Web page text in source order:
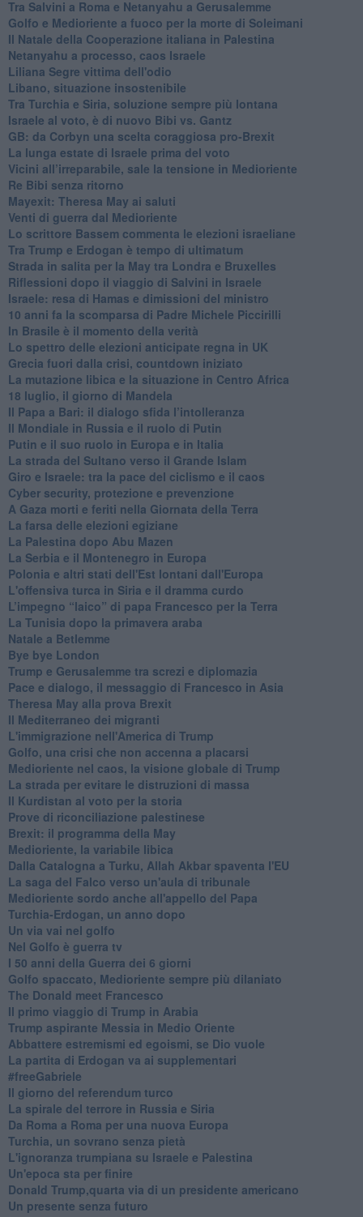
Tra Salvini a Roma e Netanyahu a Gerusalemme
Golfo e Medioriente a fuoco per la morte di Soleimani
Il Natale della Cooperazione italiana in Palestina
Netanyahu a processo, caos Israele
Liliana Segre vittima dell'odio
Libano, situazione insostenibile
Tra Turchia e Siria, soluzione sempre più lontana
Israele al voto, è di nuovo Bibi vs. Gantz
GB: da Corbyn una scelta coraggiosa pro-Brexit
La lunga estate di Israele prima del voto
Vicini all’irreparabile, sale la tensione in Medioriente
Re Bibi senza ritorno
Mayexit: Theresa May ai saluti
Venti di guerra dal Medioriente
Lo scrittore Bassem commenta le elezioni israeliane
Tra Trump e Erdogan è tempo di ultimatum
Strada in salita per la May tra Londra e Bruxelles
Riflessioni dopo il viaggio di Salvini in Israele
Israele: resa di Hamas e dimissioni del ministro
10 anni fa la scomparsa di Padre Michele Piccirilli
In Brasile è il momento della verità
Lo spettro delle elezioni anticipate regna in UK
Grecia fuori dalla crisi, countdown iniziato
La mutazione libica e la situazione in Centro Africa
18 luglio, il giorno di Mandela
Il Papa a Bari: il dialogo sfida l’intolleranza
Il Mondiale in Russia e il ruolo di Putin
Putin e il suo ruolo in Europa e in Italia
La strada del Sultano verso il Grande Islam
Giro e Israele: tra la pace del ciclismo e il caos
Cyber security, protezione e prevenzione
A Gaza morti e feriti nella Giornata della Terra
La farsa delle elezioni egiziane
La Palestina dopo Abu Mazen
La Serbia e il Montenegro in Europa
Polonia e altri stati dell'Est lontani dall'Europa
L'offensiva turca in Siria e il dramma curdo
L’impegno “laico” di papa Francesco per la Terra
La Tunisia dopo la primavera araba
Natale a Betlemme
Bye bye London
Trump e Gerusalemme tra screzi e diplomazia
Pace e dialogo, il messaggio di Francesco in Asia
Theresa May alla prova Brexit
Il Mediterraneo dei migranti
L'immigrazione nell'America di Trump
Golfo, una crisi che non accenna a placarsi
Medioriente nel caos, la visione globale di Trump
La strada per evitare le distruzioni di massa
Il Kurdistan al voto per la storia
Prove di riconciliazione palestinese
Brexit: il programma della May
Medioriente, la variabile libica
Dalla Catalogna a Turku, Allah Akbar spaventa l'EU
La saga del Falco verso un'aula di tribunale
Medioriente sordo anche all'appello del Papa
Turchia-Erdogan, un anno dopo
Un via vai nel golfo
Nel Golfo è guerra tv
I 50 anni della Guerra dei 6 giorni
Golfo spaccato, Medioriente sempre più dilaniato
The Donald meet Francesco
Il primo viaggio di Trump in Arabia
Trump aspirante Messia in Medio Oriente
Abbattere estremismi ed egoismi, se Dio vuole
La partita di Erdogan va ai supplementari
#freeGabriele
Il giorno del referendum turco
La spirale del terrore in Russia e Siria
Da Roma a Roma per una nuova Europa
Turchia, un sovrano senza pietà
L'ignoranza trumpiana su Israele e Palestina
Un'epoca sta per finire
Donald Trump,quarta via di un presidente americano
Un presente senza futuro